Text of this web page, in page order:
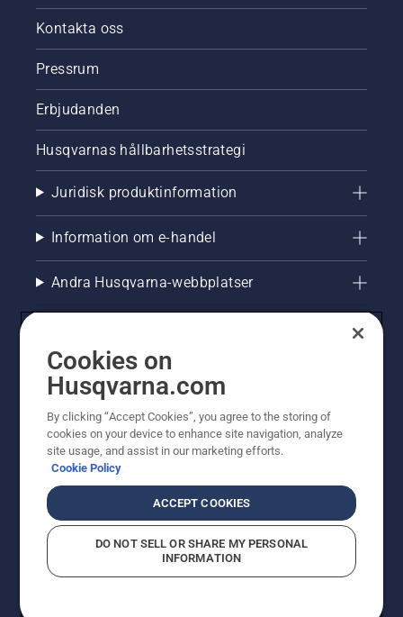
Kontakta oss
Pressrum
Erbjudanden
Husqvarnas hållbarhetsstrategi
Juridisk produktinformation
Information om e-handel
Andra Husqvarna-webbplatser
© Husqvarna AB (publ). All rights reserved. Priserna
som visas är rekommenderade cirkapriser. Alla angivna
priser är rekommenderade försäljningspriser (inkl.
moms) om inte produkten är tillgänglig för direkt köp.
CookiepolicyAnvändningsvillkor Sekretessmeddelande
Företagsinformation
Cookies on
Husqvarna.com
By clicking “Accept Cookies”, you agree to the storing of
cookies on your device to enhance site navigation, analyze
site usage, and assist in our marketing efforts.
Cookie Policy
ACCEPT COOKIES
DO NOT SELL OR SHARE MY PERSONAL
INFORMATION